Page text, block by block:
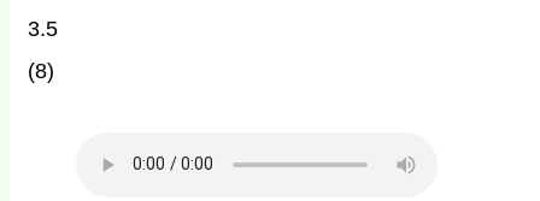
3.5
(8)